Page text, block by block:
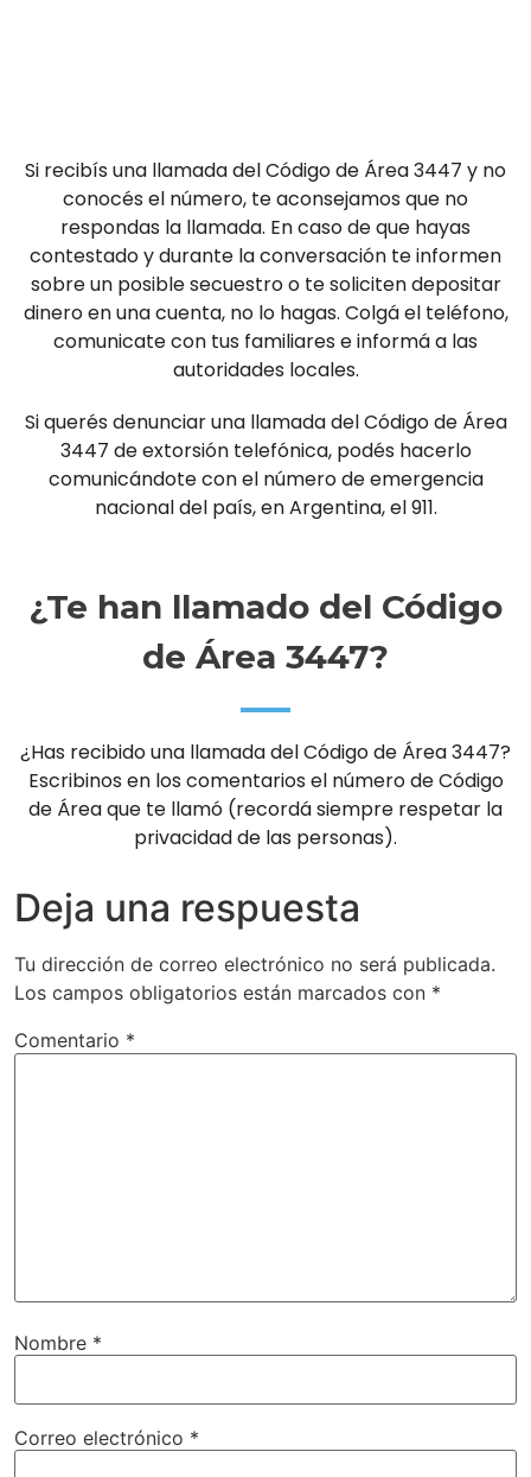
Si recibís una llamada del Código de Área 3447 y no
conocés el número, te aconsejamos que no
respondas la llamada. En caso de que hayas
contestado y durante la conversación te informen
sobre un posible secuestro o te soliciten depositar
dinero en una cuenta, no lo hagas. Colgá el teléfono,
comunicate con tus familiares e informá a las
autoridades locales.
Si querés denunciar una llamada del Código de Área
3447 de extorsión telefónica, podés hacerlo
comunicándote con el número de emergencia
nacional del país, en Argentina, el 911.
¿Te han llamado del Código
de Área 3447?
¿Has recibido una llamada del Código de Área 3447?
Escribinos en los comentarios el número de Código
de Área que te llamó (recordá siempre respetar la
privacidad de las personas).
Deja una respuesta
Tu dirección de correo electrónico no será publicada.
Los campos obligatorios están marcados con *
Comentario *
Nombre *
Correo electrónico *